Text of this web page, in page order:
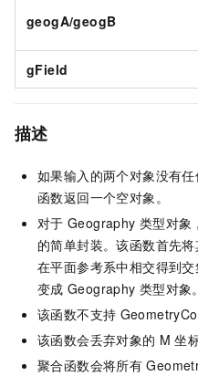
geogA/geogB
gField
描述
如果输入的两个对象没有
函数返回一个空对象。
对于 Geography 类型对象
的简单封装。该函数首先
在平面参考系中相交得到
变成 Geography 类型对象。
该函数不支持
该函数会丢弃对象的 M 坐
聚合函数会将所有